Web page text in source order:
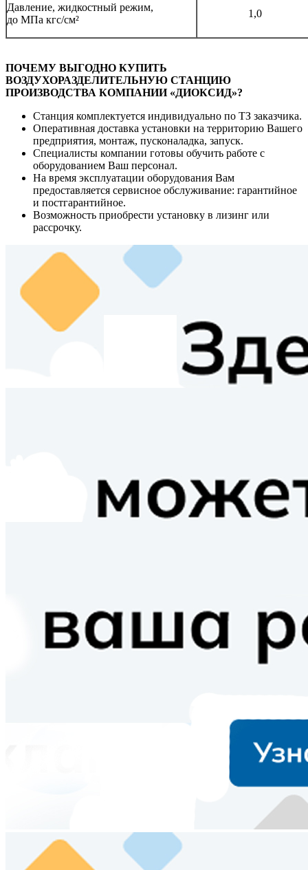
Давление, жидкостный режим,
до МПа кгс/см²
1,0
ПОЧЕМУ ВЫГОДНО КУПИТЬ
ВОЗДУХОРАЗДЕЛИТЕЛЬНУЮ СТАНЦИЮ
ПРОИЗВОДСТВА КОМПАНИИ «ДИОКСИД»?
Станция комплектуется индивидуально по ТЗ заказчика.
Оперативная доставка установки на территорию Вашего
предприятия, монтаж, пусконаладка, запуск.
Специалисты компании готовы обучить работе с
оборудованием Ваш персонал.
На время эксплуатации оборудования Вам
предоставляется сервисное обслуживание: гарантийное
и постгарантийное.
Возможность приобрести установку в лизинг или
рассрочку.